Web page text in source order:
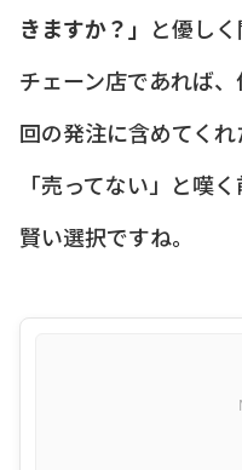
きますか？」 と優し
チェーン店であれば
回の発注に含めてくれ
「売ってない」と嘆
賢い選択ですね。